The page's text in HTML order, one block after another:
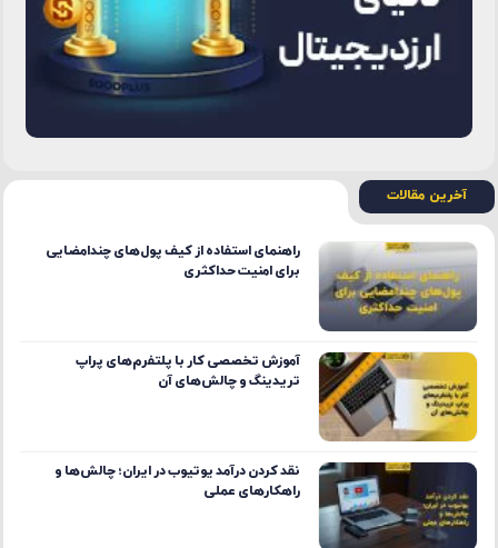
آخرین مقالات
راهنمای استفاده از کیف پول‌های چندامضایی
برای امنیت حداکثری
آموزش تخصصی کار با پلتفرم‌های پراپ
تریدینگ و چالش‌های آن
نقد کردن درآمد یوتیوب در ایران؛ چالش‌ها و
راهکارهای عملی